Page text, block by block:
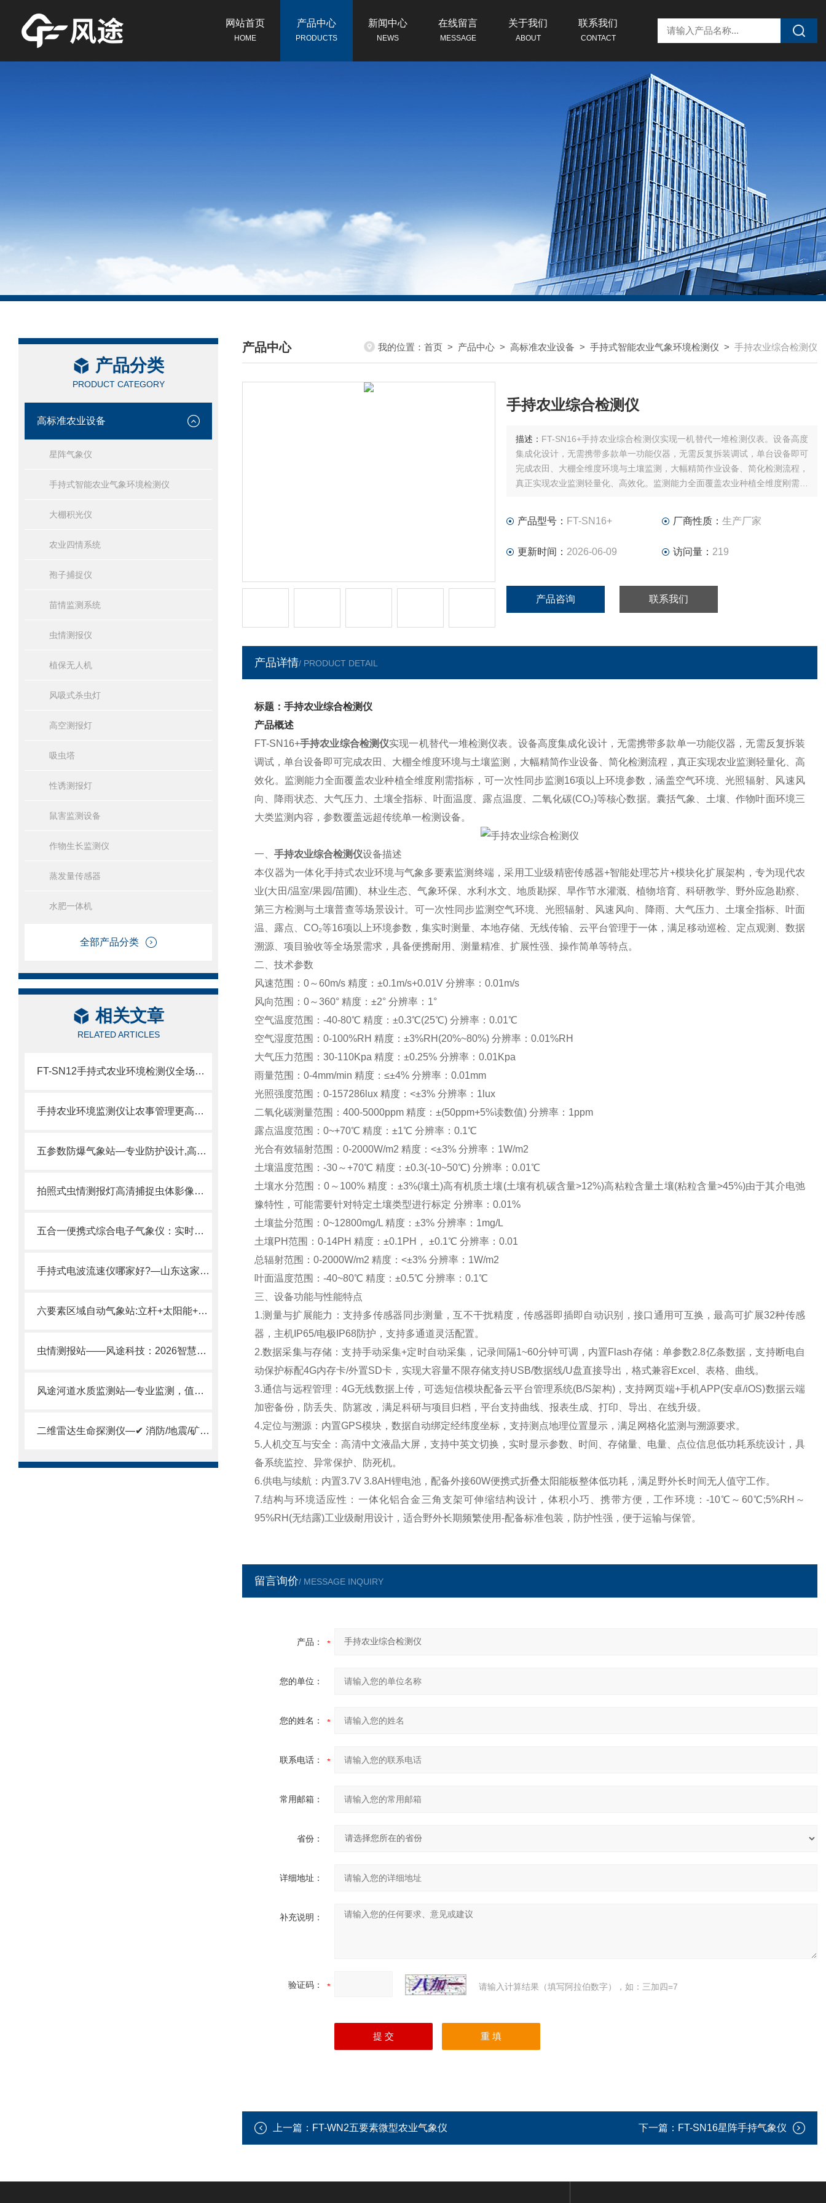
网站首页
HOME
产品中心
PRODUCTS
新闻中心
NEWS
在线留言
MESSAGE
关于我们
ABOUT
联系我们
CONTACT
产品分类
PRODUCT CATEGORY
高标准农业设备
星阵气象仪
手持式智能农业气象环境检测仪
大棚积光仪
农业四情系统
孢子捕捉仪
苗情监测系统
虫情测报仪
植保无人机
风吸式杀虫灯
高空测报灯
吸虫塔
性诱测报灯
鼠害监测设备
作物生长监测仪
蒸发量传感器
水肥一体机
全部产品分类
相关文章
RELATED ARTICLES
FT-SN12手持式农业环境检测仪全场景解析：移动巡检·定点观测·项目验收用
手持农业环境监测仪让农事管理更高效——FT-SN12一台设备，替代多种仪表。
五参数防爆气象站—专业防护设计,高等级防爆证书2025全+境+派+送
拍照式虫情测报灯高清捕捉虫体影像，为虫情分析提供专业数据。
五合一便携式综合电子气象仪：实时监测风速/风向/温湿度/气压，秒级响应！
手持式电波流速仪哪家好?—山东这家风途测流快、数据准、皮实耐用!
六要素区域自动气象站:立杆+太阳能+六要素传感器一体化集成野外快速建站。
虫情测报站——风途科技：2026智慧农业优选虫情测报品牌
风途河道水质监测站—专业监测，值得信赖！助力水利、环保部门高效管水！
二维雷达生命探测仪—✔ 消防/地震/矿山多场景适用，秒锁定生命信号。
产品中心
/ PRODUCTS CENTER
我的位置： 首页 > 产品中心 > 高标准农业设备 > 手持式智能农业气象环境检测仪 > 手持农业综合检测仪
手持农业综合检测仪
描述： FT-SN16+手持农业综合检测仪实现一机替代一堆检测仪表。设备高度
集成化设计，无需携带多款单一功能仪器，无需反复拆装调试，单台设备即可
完成农田、大棚全维度环境与土壤监测，大幅精简作业设备、简化检测流程，
真正实现农业监测轻量化、高效化。监测能力全面覆盖农业种植全维度刚需指
产品型号： FT-SN16+ 厂商性质： 生产厂家
更新时间： 2026-06-09 访问量： 219
产品咨询 联系我们
产品详情/ PRODUCT DETAIL
标题：手持农业综合检测仪
产品概述
FT-SN16+手持农业综合检测仪实现一机替代一堆检测仪表。设备高度集成化设计，无需携带多款单一功能仪器，无需反复拆装
调试，单台设备即可完成农田、大棚全维度环境与土壤监测，大幅精简作业设备、简化检测流程，真正实现农业监测轻量化、高
效化。监测能力全面覆盖农业种植全维度刚需指标，可一次性同步监测16项以上环境参数，涵盖空气环境、光照辐射、风速风
向、降雨状态、大气压力、土壤全指标、叶面温度、露点温度、二氧化碳(CO₂)等核心数据。囊括气象、土壤、作物叶面环境三
大类监测内容，参数覆盖远超传统单一检测设备。
一、 手持农业综合检测仪设备描述
本仪器为一体化手持式农业环境与气象多要素监测终端，采用工业级精密传感器+智能处理芯片+模块化扩展架构，专为现代农
业(大田/温室/果园/苗圃)、林业生态、气象环保、水利水文、地质勘探、旱作节水灌溉、植物培育、科研教学、野外应急勘察、
第三方检测与土壤普查等场景设计。可一次性同步监测空气环境、光照辐射、风速风向、降雨、大气压力、土壤全指标、叶面
温、露点、CO₂等16项以上环境参数，集实时测量、本地存储、无线传输、云平台管理于一体，满足移动巡检、定点观测、数据
溯源、项目验收等全场景需求，具备便携耐用、测量精准、扩展性强、操作简单等特点。
二、技术参数
风速范围：0～60m/s 精度：±0.1m/s+0.01V 分辨率：0.01m/s
风向范围：0～360° 精度：±2° 分辨率：1°
空气温度范围：-40-80℃ 精度：±0.3℃(25℃) 分辨率：0.01℃
空气湿度范围：0-100%RH 精度：±3%RH(20%~80%) 分辨率：0.01%RH
大气压力范围：30-110Kpa 精度：±0.25% 分辨率：0.01Kpa
雨量范围：0-4mm/min 精度：≤±4% 分辨率：0.01mm
光照强度范围：0-157286lux 精度：<±3% 分辨率：1lux
二氧化碳测量范围：400-5000ppm 精度：±(50ppm+5%读数值) 分辨率：1ppm
露点温度范围：0~+70℃ 精度：±1℃ 分辨率：0.1℃
光合有效辐射范围：0-2000W/m2 精度：<±3% 分辨率：1W/m2
土壤温度范围：-30～+70℃ 精度：±0.3(-10~50℃) 分辨率：0.01℃
土壤水分范围：0～100% 精度：±3%(壤土)高有机质土壤(土壤有机碳含量>12%)高粘粒含量土壤(粘粒含量>45%)由于其介电弛
豫特性，可能需要针对特定土壤类型进行标定 分辨率：0.01%
土壤盐分范围：0~12800mg/L 精度：±3% 分辨率：1mg/L
土壤PH范围：0-14PH 精度：±0.1PH， ±0.1℃ 分辨率：0.01
总辐射范围：0-2000W/m2 精度：<±3% 分辨率：1W/m2
叶面温度范围：-40~80℃ 精度：±0.5℃ 分辨率：0.1℃
三、设备功能与性能特点
1.测量与扩展能力：支持多传感器同步测量，互不干扰精度，传感器即插即自动识别，接口通用可互换，最高可扩展32种传感
器，主机IP65/电极IP68防护，支持多通道灵活配置。
2.数据采集与存储：支持手动采集+定时自动采集，记录间隔1~60分钟可调，内置Flash存储：单参数2.8亿条数据，支持断电自
动保护标配4G内存卡/外置SD卡，实现大容量不限存储支持USB/数据线/U盘直接导出，格式兼容Excel、表格、曲线。
3.通信与远程管理：4G无线数据上传，可选短信模块配备云平台管理系统(B/S架构)，支持网页端+手机APP(安卓/iOS)数据云端
加密备份，防丢失、防篡改，满足科研与项目归档，平台支持曲线、报表生成、打印、导出、在线升级。
4.定位与溯源：内置GPS模块，数据自动绑定经纬度坐标，支持测点地理位置显示，满足网格化监测与溯源要求。
5.人机交互与安全：高清中文液晶大屏，支持中英文切换，实时显示参数、时间、存储量、电量、点位信息低功耗系统设计，具
备系统监控、异常保护、防死机。
6.供电与续航：内置3.7V 3.8AH锂电池，配备外接60W便携式折叠太阳能板整体低功耗，满足野外长时间无人值守工作。
7.结构与环境适应性：一体化铝合金三角支架可伸缩结构设计，体积小巧、携带方便，工作环境：-10℃～60℃;5%RH～
95%RH(无结露)工业级耐用设计，适合野外长期频繁使用-配备标准包装，防护性强，便于运输与保管。
留言询价/ MESSAGE INQUIRY
产品：
您的单位：
您的姓名：
联系电话：
常用邮箱：
省份：
详细地址：
补充说明：
验证码： 请输入计算结果（填写阿拉伯数字），如：三加四=7
上一篇： FT-WN2五要素微型农业气象仪 下一篇： FT-SN16星阵手持气象仪